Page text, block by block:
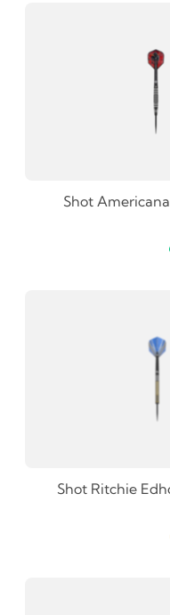
Shot
Shot Ritchie